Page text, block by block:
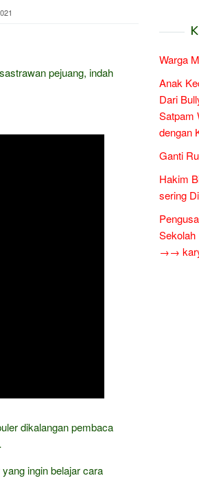
pejuang, indah
dikalangan pembaca
ingin belajar cara
Warga
Anak
Dari
Satpam
dengan
Ganti
Hakim
sering
Sekolah
→→